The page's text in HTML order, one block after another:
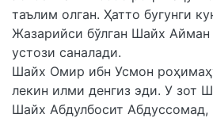
таълим олган. Ҳатто бугунги
Жазарийси бўлган Шайх
устози саналади.
Шайх Омир ибн Усмон
лекин илми денгиз эди. У зот
Шайх Абдулбосит